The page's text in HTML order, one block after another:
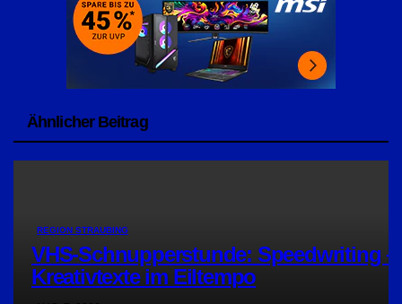
Ähnlicher Beitrag
REGION STRAUBING
VHS-Schnupperstunde: Speedwriting –
Kreativtexte im Eiltempo